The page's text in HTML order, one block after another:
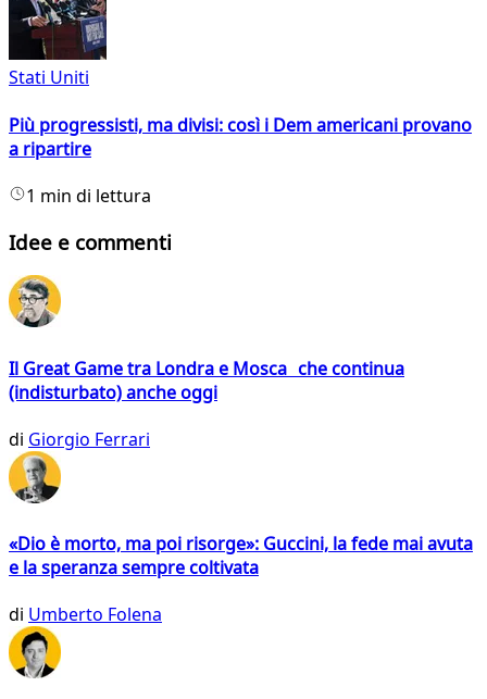
Stati Uniti
Più progressisti, ma divisi: così i Dem americani provano
a ripartire
1 min di lettura
Idee e commenti
Il Great Game tra Londra e Mosca che continua
(indisturbato) anche oggi
di Giorgio Ferrari
«Dio è morto, ma poi risorge»: Guccini, la fede mai avuta
e la speranza sempre coltivata
di Umberto Folena